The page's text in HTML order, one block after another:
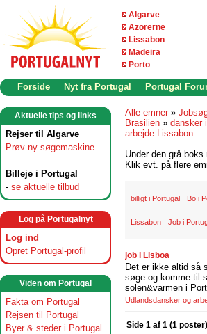
Algarve
Azorerne
Lissabon
Madeira
Porto
Forside Nyt fra Portugal Portugal
Aktuelle tips og links
Rejser til Algarve
Prøv ny søgemaskine
Billeje i Portugal
- se aktuelle tilbud
Log på Portugalnyt
Log ind
Opret Portugal-profil
Viden om Portugal
Fakta om Portugal
Rejsen til Portugal
Byer & steder i Portugal
Alle emner »
Brasilien » dansker
arbejde Lissabon
Under den grå
Klik evt. på flere
billigt i Portugal Bo i
Lissabon Job i
job i Lisboa
Det er ikke altid så
søge og komme til
solen&varmen i
Udlandsdansker og
Side 1 af 1 (1 poster)